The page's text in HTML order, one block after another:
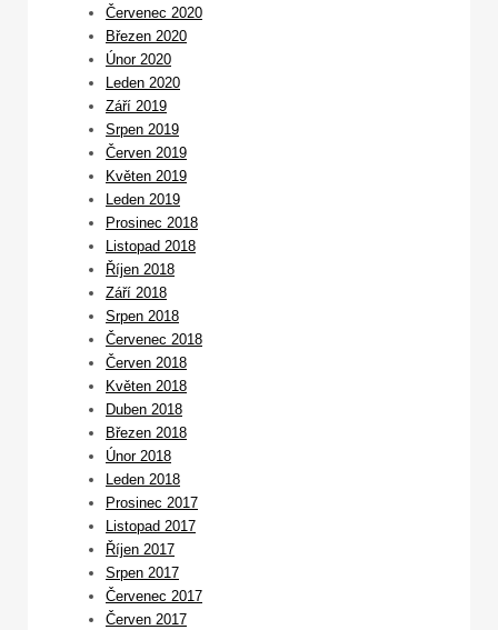
Červenec 2020
Březen 2020
Únor 2020
Leden 2020
Září 2019
Srpen 2019
Červen 2019
Květen 2019
Leden 2019
Prosinec 2018
Listopad 2018
Říjen 2018
Září 2018
Srpen 2018
Červenec 2018
Červen 2018
Květen 2018
Duben 2018
Březen 2018
Únor 2018
Leden 2018
Prosinec 2017
Listopad 2017
Říjen 2017
Srpen 2017
Červenec 2017
Červen 2017